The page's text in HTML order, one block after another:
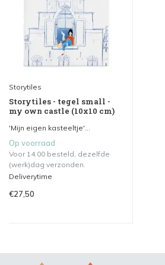
Storytiles
Storytiles - tegel small -
my own castle (10x10 cm)
'Mijn eigen kasteeltje'...
Op voorraad
Voor 14.00 besteld, dezelfde
(werk)dag verzonden.
Deliverytime
€27,50